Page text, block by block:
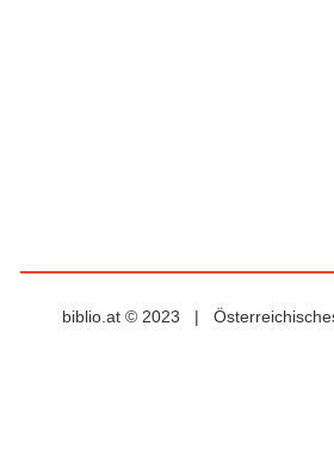
biblio.at © 2023 |